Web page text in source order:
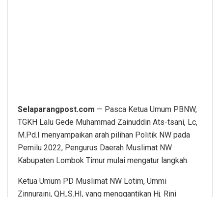
Selaparangpost.com — Pasca Ketua Umum PBNW,
TGKH Lalu Gede Muhammad Zainuddin Ats-tsani, Lc,
M.Pd.I menyampaikan arah pilihan Politik NW pada
Pemilu 2022, Pengurus Daerah Muslimat NW
Kabupaten Lombok Timur mulai mengatur langkah.
Ketua Umum PD Muslimat NW Lotim, Ummi
Zinnuraini, QH.,S.HI, yang menggantikan Hj. Rini